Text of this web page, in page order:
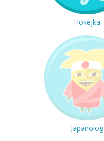
Hokejka
Japanolog